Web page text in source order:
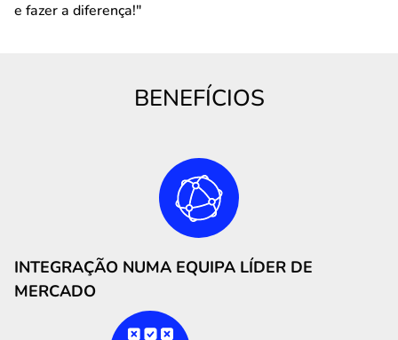
e fazer a diferença!"
BENEFÍCIOS
INTEGRAÇÃO NUMA EQUIPA LÍDER DE
MERCADO